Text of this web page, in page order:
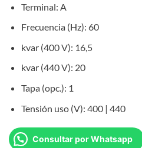
Terminal: A
Frecuencia (Hz): 60
kvar (400 V): 16,5
kvar (440 V): 20
Tapa (opc.): 1
Tensión uso (V): 400 | 440
Consultar por Whatsapp